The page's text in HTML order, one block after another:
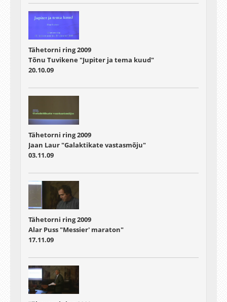
Tähetorni ring 2009
Tõnu Tuvikene "Jupiter ja tema kuud"
20.10.09
Tähetorni ring 2009
Jaan Laur "Galaktikate vastasmõju"
03.11.09
Tähetorni ring 2009
Alar Puss "Messier' maraton"
17.11.09